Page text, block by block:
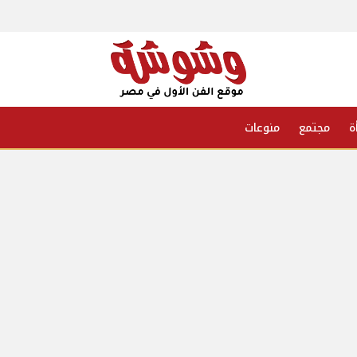
مجتمع منوعات